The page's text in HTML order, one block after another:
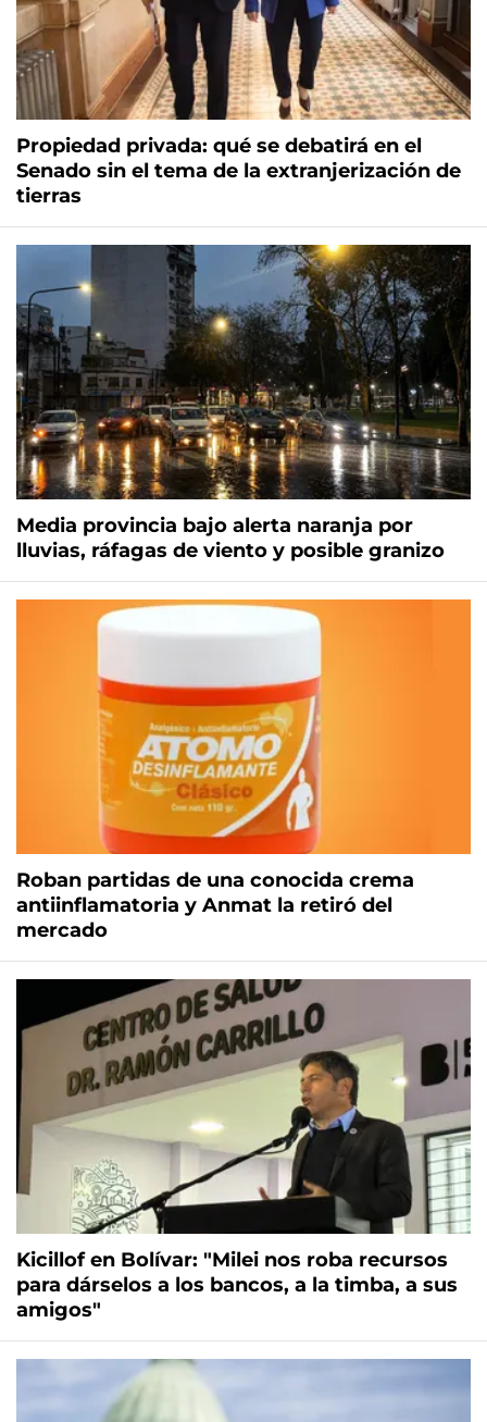
Propiedad privada: qué se debatirá en el
Senado sin el tema de la extranjerización de
tierras
Media provincia bajo alerta naranja por
lluvias, ráfagas de viento y posible granizo
Roban partidas de una conocida crema
antiinflamatoria y Anmat la retiró del
mercado
Kicillof en Bolívar: "Milei nos roba recursos
para dárselos a los bancos, a la timba, a sus
amigos"